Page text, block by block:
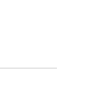
가장 싫어하